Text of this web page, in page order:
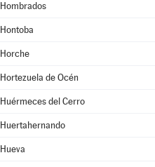
Hombrados
Hontoba
Horche
Hortezuela de Océn
Huérmeces del Cerro
Huertahernando
Hueva